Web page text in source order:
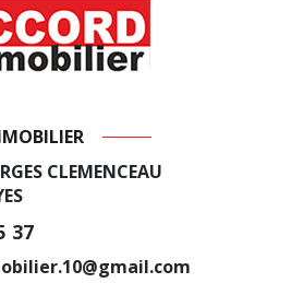
CLEMENCEAU
37